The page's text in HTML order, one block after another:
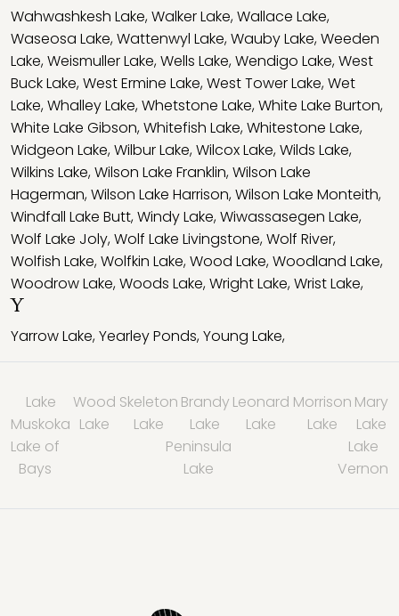
Wahwashkesh Lake,Walker Lake,Wallace Lake,
Waseosa Lake,Wattenwyl Lake,Wauby Lake,Weeden
Lake,Weismuller Lake,Wells Lake,Wendigo Lake,West
Buck Lake,West Ermine Lake,West Tower Lake,Wet
Lake,Whalley Lake,Whetstone Lake,White Lake Burton,
White Lake Gibson,Whitefish Lake,Whitestone Lake,
Widgeon Lake,Wilbur Lake,Wilcox Lake,Wilds Lake,
Wilkins Lake,Wilson Lake Franklin,Wilson Lake
Hagerman,Wilson Lake Harrison,Wilson Lake Monteith,
Windfall Lake Butt,Windy Lake,Wiwassasegen Lake,
Wolf Lake Joly,Wolf Lake Livingstone,Wolf River,
Wolfish Lake,Wolfkin Lake,Wood Lake,Woodland Lake,
Woodrow Lake,Woods Lake,Wright Lake,Wrist Lake,
Y
Yarrow Lake,Yearley Ponds,Young Lake,
Lake
Muskoka
Wood
Lake
Skeleton
Lake
Brandy
Lake
Leonard
Lake
Morrison
Lake
Mary
Lake
Lake of
Bays
Peninsula
Lake
Lake
Vernon